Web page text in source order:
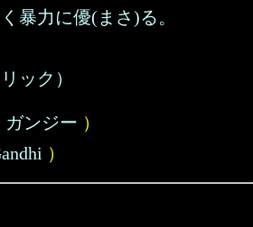
暴力に優(まさ)る。
ック）
ガンジー ）
）